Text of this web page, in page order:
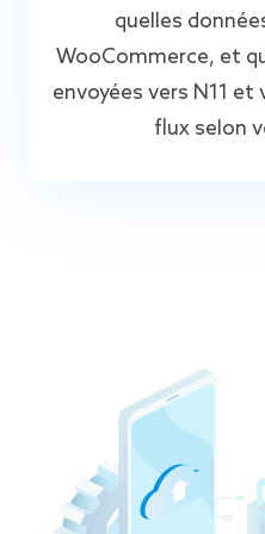
quelles
WooCommerce, et
envoyées vers N11
flux selon